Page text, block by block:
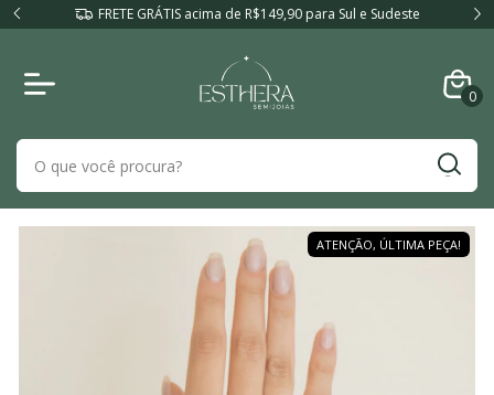
FRETE GRÁTIS acima de R$149,90 para Sul e Sudeste
0
ATENÇÃO, ÚLTIMA PEÇA!